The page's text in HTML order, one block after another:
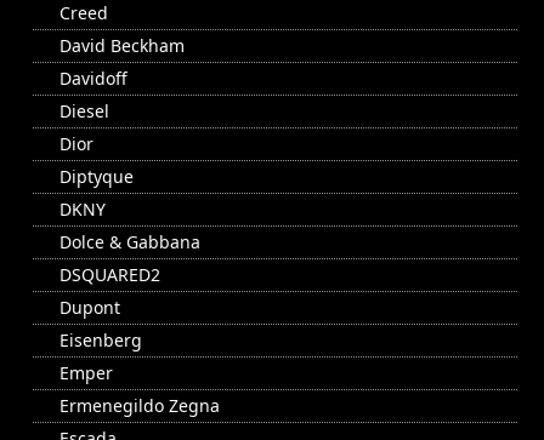
Creed
David Beckham
Davidoff
Diesel
Dior
Diptyque
DKNY
Dolce & Gabbana
DSQUARED2
Dupont
Eisenberg
Emper
Ermenegildo Zegna